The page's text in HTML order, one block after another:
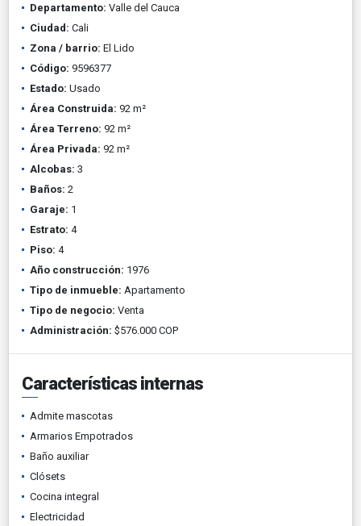
Departamento: Valle del Cauca
Ciudad: Cali
Zona / barrio: El Lido
Código: 9596377
Estado: Usado
Área Construida: 92 m²
Área Terreno: 92 m²
Área Privada: 92 m²
Alcobas: 3
Baños: 2
Garaje: 1
Estrato: 4
Piso: 4
Año construcción: 1976
Tipo de inmueble: Apartamento
Tipo de negocio: Venta
Administración: $576.000 COP
Características internas
Admite mascotas
Armarios Empotrados
Baño auxiliar
Clósets
Cocina integral
Electricidad